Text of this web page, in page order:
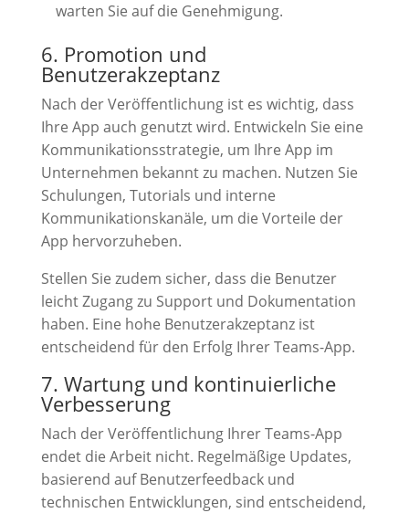
warten Sie auf die Genehmigung.
6. Promotion und
Benutzerakzeptanz
Nach der Veröffentlichung ist es wichtig, dass
Ihre App auch genutzt wird. Entwickeln Sie eine
Kommunikationsstrategie, um Ihre App im
Unternehmen bekannt zu machen. Nutzen Sie
Schulungen, Tutorials und interne
Kommunikationskanäle, um die Vorteile der
App hervorzuheben.
Stellen Sie zudem sicher, dass die Benutzer
leicht Zugang zu Support und Dokumentation
haben. Eine hohe Benutzerakzeptanz ist
entscheidend für den Erfolg Ihrer Teams-App.
7. Wartung und kontinuierliche
Verbesserung
Nach der Veröffentlichung Ihrer Teams-App
endet die Arbeit nicht. Regelmäßige Updates,
basierend auf Benutzerfeedback und
technischen Entwicklungen, sind entscheidend,